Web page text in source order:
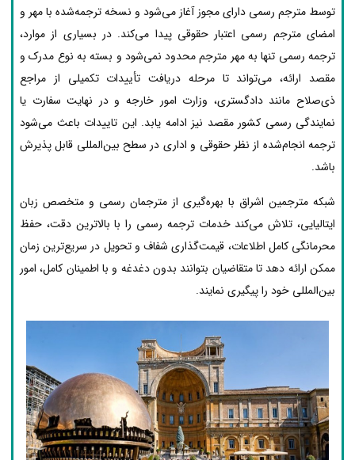
توسط مترجم رسمی دارای مجوز آغاز می‌شود و نسخه ترجمه‌شده با مهر و
امضای مترجم رسمی اعتبار حقوقی پیدا می‌کند. در بسیاری از موارد،
ترجمه رسمی تنها به مهر مترجم محدود نمی‌شود و بسته به نوع مدرک و
مقصد ارائه، می‌تواند تا مرحله دریافت تأییدات تکمیلی از مراجع
ذی‌صلاح مانند دادگستری، وزارت امور خارجه و در نهایت سفارت یا
نمایندگی رسمی کشور مقصد نیز ادامه یابد. این تاییدات باعث می‌شود
ترجمه انجام‌شده از نظر حقوقی و اداری در سطح بین‌المللی قابل پذیرش
باشد.
شبکه مترجمین اشراق با بهره‌گیری از مترجمان رسمی و متخصص زبان
ایتالیایی، تلاش می‌کند خدمات ترجمه رسمی را با بالاترین دقت، حفظ
محرمانگی کامل اطلاعات، قیمت‌گذاری شفاف و تحویل در سریع‌ترین زمان
ممکن ارائه دهد تا متقاضیان بتوانند بدون دغدغه و با اطمینان کامل، امور
بین‌المللی خود را پیگیری نمایند.